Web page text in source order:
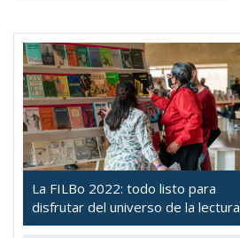
La FILBo 2022: todo listo para
disfrutar del universo de la lectura